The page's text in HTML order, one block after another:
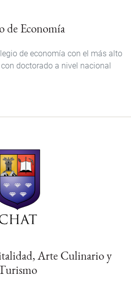
de Economía
de economía con el más alto
doctorado a nivel nacional
Arte Culinario y